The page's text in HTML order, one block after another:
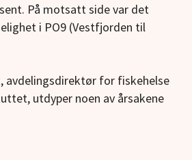
På motsatt side var det
i PO9 (Vestfjorden til
avdelingsdirektør for fiskehelse
utdyper noen av årsakene